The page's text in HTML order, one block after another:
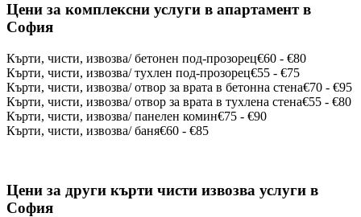
Цени за комплексни услуги в апартаментв
София
Кърти, чисти, извозва/ бетонен под-прозорец€60 - €80
Кърти, чисти, извозва/ тухлен под-прозорец€55 - €75
Кърти, чисти, извозва/ отвор за врата в бетонна стена€70 - €95
Кърти, чисти, извозва/ отвор за врата в тухлена стена€55 - €80
Кърти, чисти, извозва/ панелен комин€75 - €90
Кърти, чисти, извозва/ баня€60 - €85
Цени за други кърти чисти извозва услуги в
София